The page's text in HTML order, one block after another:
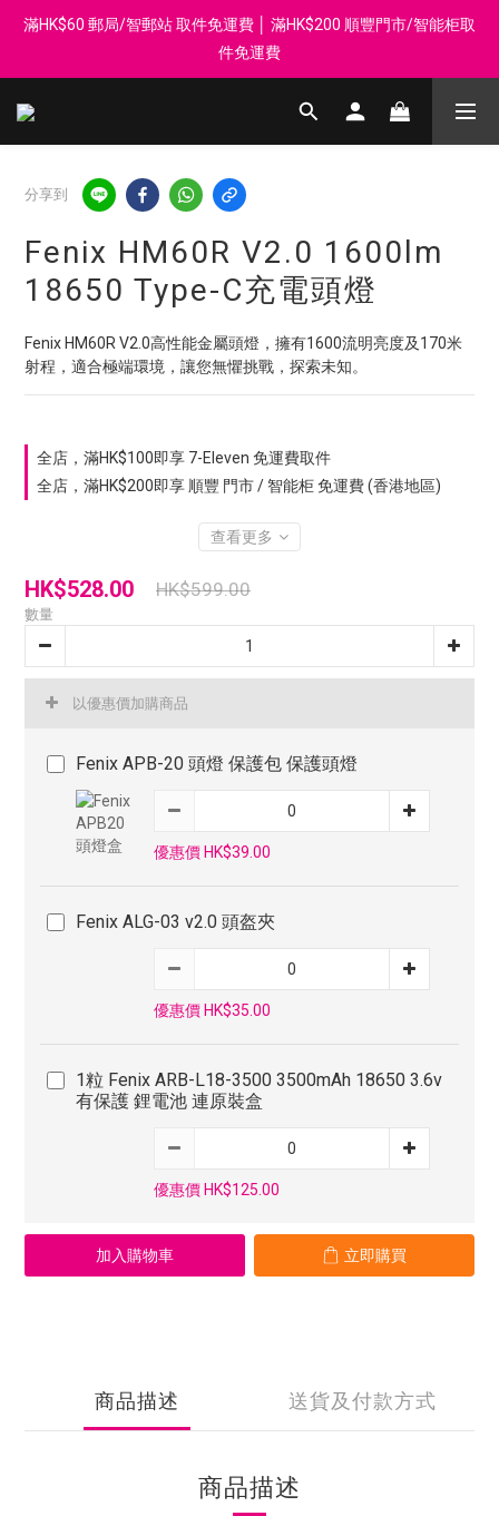
登記會員享每$50回贈$1 │ 滿HK$899 送 N-rit Campack Towel 吸
汗毛巾 韓國制 送完即止
滿HK$60 郵局/智郵站 取件免運費 │ 滿HK$200 順豐門市/智能柜取
件免運費
Whatsapp 98569349 │ 歡迎團體採購, 報價查詢, 接受採購卡
登記會員享每$50回贈$1 │ 滿HK$899 送 N-rit Campack Towel 吸
汗毛巾 韓國制 送完即止
分享到
Fenix HM60R V2.0 1600lm
18650 Type-C充電頭燈
Fenix HM60R V2.0高性能金屬頭燈，擁有1600流明亮度及170米
射程，適合極端環境，讓您無懼挑戰，探索未知。
全店，滿HK$100即享 7-Eleven 免運費取件
全店，滿HK$200即享 順豐 門市 / 智能柜 免運費 (香港地區)
查看更多
HK$528.00 HK$599.00
數量
以優惠價加購商品
Fenix APB-20 頭燈 保護包 保護頭燈
優惠價 HK$39.00
Fenix ALG-03 v2.0 頭盔夾
優惠價 HK$35.00
1粒 Fenix ARB-L18-3500 3500mAh 18650 3.6v
有保護 鋰電池 連原裝盒
優惠價 HK$125.00
加入購物車 立即購買
商品描述 送貨及付款方式
商品描述